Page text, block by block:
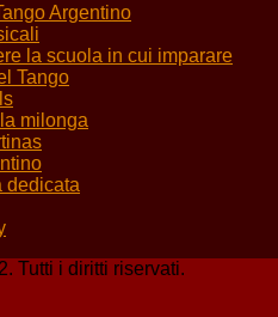
Argentino
la scuola in cui imparare
Tango
milonga
dedicata
Tutti i diritti riservati.